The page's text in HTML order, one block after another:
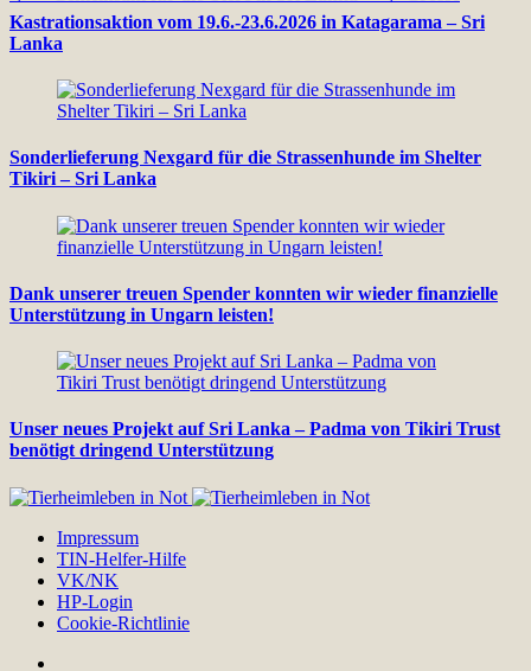
Kastrationsaktion vom 19.6.-23.6.2026 in Katagarama – Sri
Lanka
Sonderlieferung Nexgard für die Strassenhunde im Shelter
Tikiri – Sri Lanka
Dank unserer treuen Spender konnten wir wieder finanzielle
Unterstützung in Ungarn leisten!
Unser neues Projekt auf Sri Lanka – Padma von Tikiri Trust
benötigt dringend Unterstützung
Impressum
TIN-Helfer-Hilfe
VK/NK
HP-Login
Cookie-Richtlinie